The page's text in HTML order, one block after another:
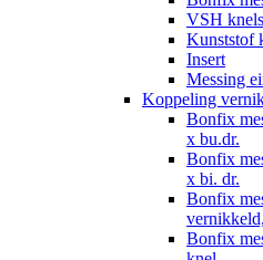
VSH
Kunststof
Insert
Messing
Koppeling
Bonfix
x bu.dr.
Bonfix
x bi. dr.
Bonfix
Bonfix